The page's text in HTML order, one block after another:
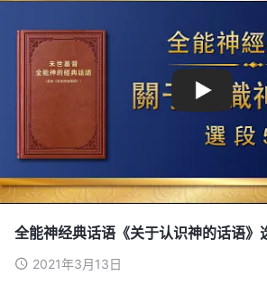
全能神经典话语《关于认识神的话语
2021年3月13日